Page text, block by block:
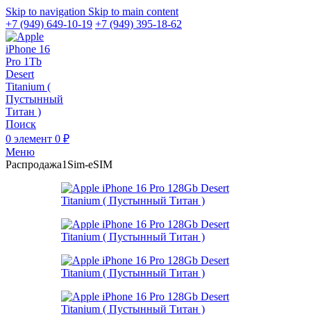
Skip to navigation Skip to main content
+7 (949) 649-10-19 +7 (949) 395-18-62
Поиск
0 элемент 0 ₽
Меню
Распродажа1Sim-eSIM